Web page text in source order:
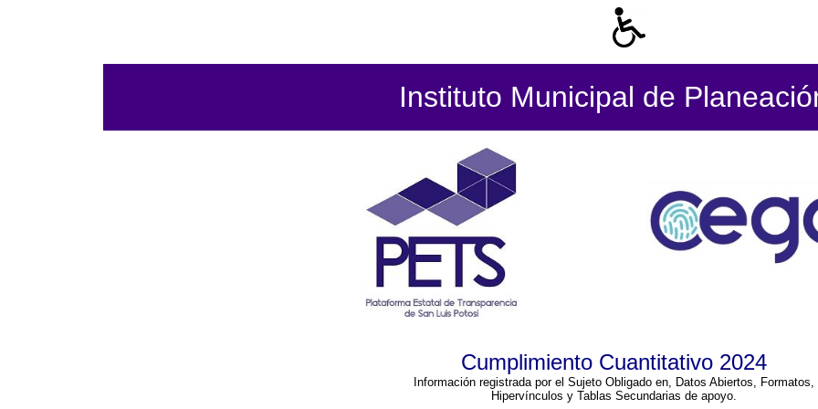
Instituto Municipal de
Cumplimiento Cuantitativo 2024
Información registrada por el Sujeto Obligado en, Datos Abiertos, Formatos,
Hipervínculos y Tablas Secundarias de apoyo.